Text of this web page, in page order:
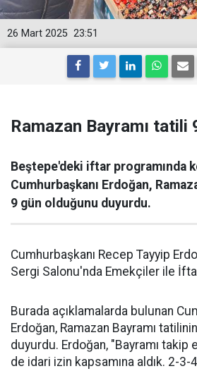
23:51
26 Mart 2025
Ramazan Bayramı tatili
Beştepe'deki iftar programında
Cumhurbaşkanı Erdoğan,
9 gün olduğunu duyurdu.
Cumhurbaşkanı Recep Tayyip
Sergi Salonu'nda Emekçiler ile
Burada açıklamalarda bulunan
Erdoğan, Ramazan Bayramı tatilinin
duyurdu. Erdoğan, "Bayramı takip
de idari izin kapsamına aldık. 2-